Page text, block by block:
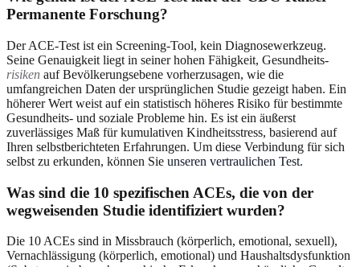
Permanente Forschung?
Der ACE-Test ist ein Screening-Tool, kein Diagnosewerkzeug.
Seine Genauigkeit liegt in seiner hohen Fähigkeit, Gesundheits-
risiken auf Bevölkerungsebene vorherzusagen, wie die
umfangreichen Daten der ursprünglichen Studie gezeigt haben. Ein
höherer Wert weist auf ein statistisch höheres Risiko für bestimmte
Gesundheits- und soziale Probleme hin. Es ist ein äußerst
zuverlässiges Maß für kumulativen Kindheitsstress, basierend auf
Ihren selbstberichteten Erfahrungen. Um diese Verbindung für sich
selbst zu erkunden, können Sie unseren vertraulichen Test.
Was sind die 10 spezifischen ACEs, die von der
wegweisenden Studie identifiziert wurden?
Die 10 ACEs sind in Missbrauch (körperlich, emotional, sexuell),
Vernachlässigung (körperlich, emotional) und Haushaltsdysfunktion